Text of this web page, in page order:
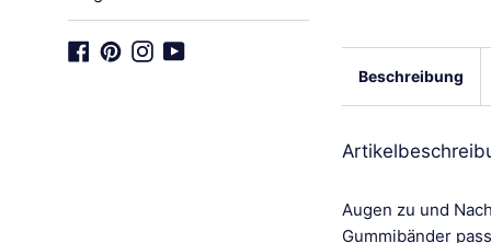
Facebook
PinterestInstagram
YouTube
Beschreibung
Augen zu und
Gummibänder